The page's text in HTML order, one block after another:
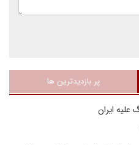
پر بازدیدترین ها
علیه ایران